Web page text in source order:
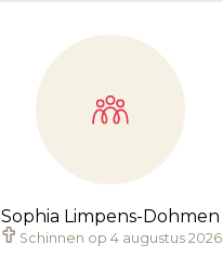
Sophia Limpens-Dohmen
Schinnen op 4 augustus 2026